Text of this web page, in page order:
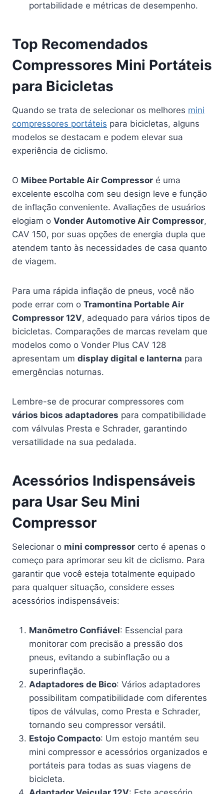
portabilidade e métricas de desempenho.
Top Recomendados
Compressores Mini Portáteis
para Bicicletas
Quando se trata de selecionar os melhores mini
compressores portáteis para bicicletas, alguns
modelos se destacam e podem elevar sua
experiência de ciclismo.
O Mibee Portable Air Compressor é uma
excelente escolha com seu design leve e função
de inflação conveniente. Avaliações de usuários
elogiam o Vonder Automotive Air Compressor,
CAV 150, por suas opções de energia dupla que
atendem tanto às necessidades de casa quanto
de viagem.
Para uma rápida inflação de pneus, você não
pode errar com o Tramontina Portable Air
Compressor 12V, adequado para vários tipos de
bicicletas. Comparações de marcas revelam que
modelos como o Vonder Plus CAV 128
apresentam um display digital e lanterna para
emergências noturnas.
Lembre-se de procurar compressores com
vários bicos adaptadores para compatibilidade
com válvulas Presta e Schrader, garantindo
versatilidade na sua pedalada.
Acessórios Indispensáveis
para Usar Seu Mini
Compressor
Selecionar o mini compressor certo é apenas o
começo para aprimorar seu kit de ciclismo. Para
garantir que você esteja totalmente equipado
para qualquer situação, considere esses
acessórios indispensáveis:
Manômetro Confiável: Essencial para
monitorar com precisão a pressão dos
pneus, evitando a subinflação ou a
superinflação.
Adaptadores de Bico: Vários adaptadores
possibilitam compatibilidade com diferentes
tipos de válvulas, como Presta e Schrader,
tornando seu compressor versátil.
Estojo Compacto: Um estojo mantém seu
mini compressor e acessórios organizados e
portáteis para todas as suas viagens de
bicicleta.